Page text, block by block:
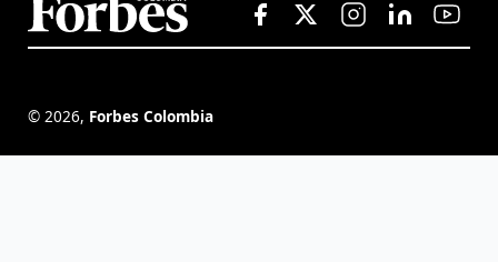
© 2026, Forbes Colombia